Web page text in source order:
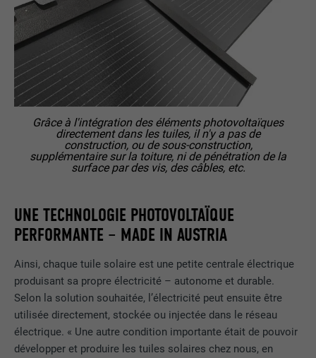
UNE TECHNOLOGIE PHOTOVOLTAÏQUE
PERFORMANTE – MADE IN AUSTRIA
Ainsi, chaque tuile solaire est une petite centrale électrique
produisant sa propre électricité – autonome et durable.
Selon la solution souhaitée, l’électricité peut ensuite être
utilisée directement, stockée ou injectée dans le réseau
électrique. « Une autre condition importante était de pouvoir
développer et produire les tuiles solaires chez nous, en
Grâce à l'intégration des éléments photovoltaïques
directement dans les tuiles, il n'y a pas de
construction, ou de sous-construction,
supplémentaire sur la toiture, ni de pénétration de la
surface par des vis, des câbles, etc.